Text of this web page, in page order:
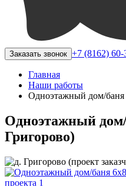
Заказать звонок +7 (8162) 60-
Главная
Наши работы
Одноэтажный дом/баня
Одноэтажный
Григорово)